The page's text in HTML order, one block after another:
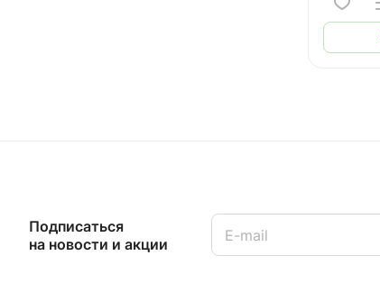
Подписаться
на новости и акции